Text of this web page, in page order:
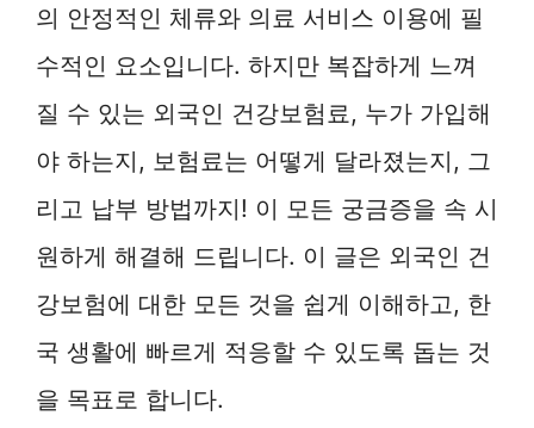
의 안정적인 체류와 의료 서비스 이용에 필
수적인 요소입니다. 하지만 복잡하게 느껴
질 수 있는 외국인 건강보험료, 누가 가입해
야 하는지, 보험료는 어떻게 달라졌는지, 그
리고 납부 방법까지! 이 모든 궁금증을 속 시
원하게 해결해 드립니다. 이 글은 외국인 건
강보험에 대한 모든 것을 쉽게 이해하고, 한
국 생활에 빠르게 적응할 수 있도록 돕는 것
을 목표로 합니다.